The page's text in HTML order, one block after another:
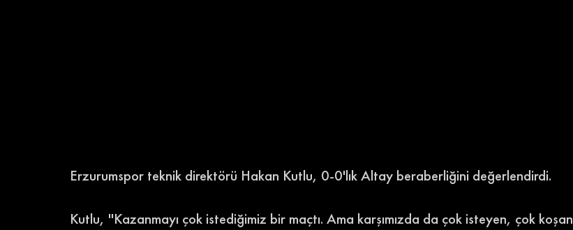
Erzurumspor teknik direktörü Hakan Kutlu, 0-0'lık Altay beraberliğini değerlendirdi.
Kutlu, ''Kazanmayı çok istediğimiz bir maçtı. Ama karşımızda da çok isteyen, çok koşan